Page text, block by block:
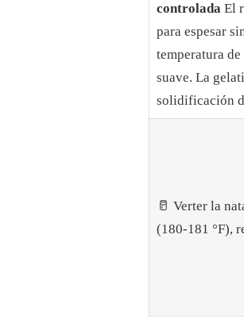
controladaEl
para espesar
temperatura
suave. La
solidificación
🥛 Verter la
(180-181 °F),